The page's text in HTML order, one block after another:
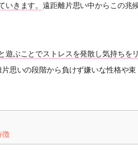
いきます。遠距離片思い中からこの兆
遊ぶことでストレスを発散し気持ちをリ
思いの段階から負けず嫌いな性格や束
徴